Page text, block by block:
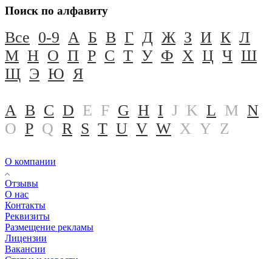
Поиск по алфавиту
Все 0-9 А Б В Г Д Ж З И К Л
М Н О П Р С Т У Ф Х Ц Ч Ш
Щ Э Ю Я
A B C D E F G H I J K L M N
O P Q R S T U V W X Y Z
О компании
Отзывы
О нас
Контакты
Реквизиты
Размещение рекламы
Лицензии
Вакансии